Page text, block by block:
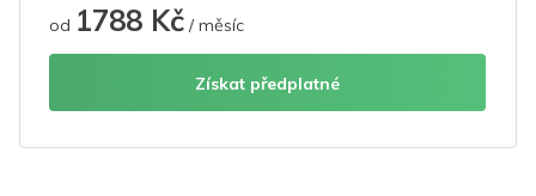
od 1788 Kč / měsíc
Získat předplatné